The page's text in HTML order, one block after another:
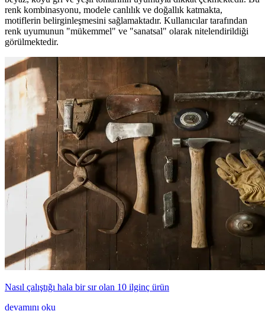
renk kombinasyonu, modele canlılık ve doğallık katmakta,
motiflerin belirginleşmesini sağlamaktadır. Kullanıcılar tarafından
renk uyumunun "mükemmel" ve "sanatsal" olarak nitelendirildiği
görülmektedir.
Nasıl çalıştığı hala bir sır olan 10 ilginç ürün
devamını oku